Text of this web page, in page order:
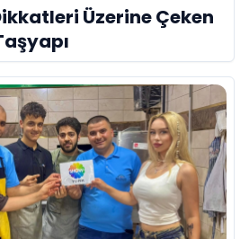
Üzerine Çeken